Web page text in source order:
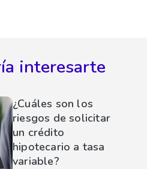
interesarte
¿Cuáles son los
riesgos de solicitar
un crédito
hipotecario a tasa
variable?